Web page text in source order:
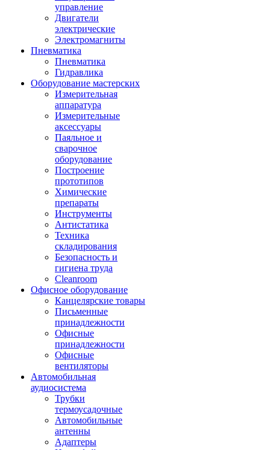
управление
Двигатели
электрические
Электромагниты
Пневматика
Пневматика
Гидравлика
Оборудование мастерских
Измерительная
аппаратура
Измерительные
аксессуары
Паяльное и
сварочное
оборудование
Построение
прототипов
Химические
препараты
Инструменты
Aнтистатика
Техника
складирования
Безопасность и
гигиена труда
Cleanroom
Офисное оборудование
Канцелярские товары
Письменные
принадлежности
Офисные
принадлежности
Офисные
вентиляторы
Автомобильная
аудиосистема
Трубки
термоусадочные
Автомобильные
антенны
Адаптеры